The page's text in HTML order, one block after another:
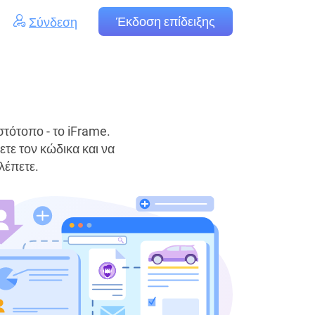
Σύνδεση Έκδοση επίδειξης
- το iFrame.
τον κώδικα και να